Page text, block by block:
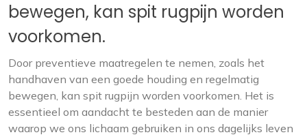
bewegen, kan spit rugpijn worden
voorkomen.
Door preventieve maatregelen te nemen, zoals het
handhaven van een goede houding en regelmatig
bewegen, kan spit rugpijn worden voorkomen. Het is
essentieel om aandacht te besteden aan de manier
waarop we ons lichaam gebruiken in ons dagelijks leven